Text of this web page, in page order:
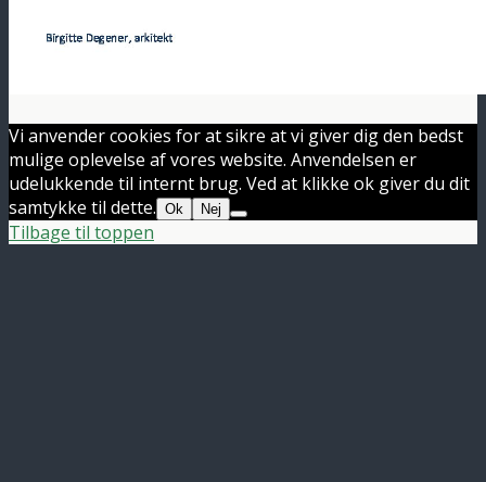
Vi anvender cookies for at sikre at vi giver dig den bedst
mulige oplevelse af vores website. Anvendelsen er
udelukkende til internt brug. Ved at klikke ok giver du dit
samtykke til dette. Ok Nej
Tilbage til toppen